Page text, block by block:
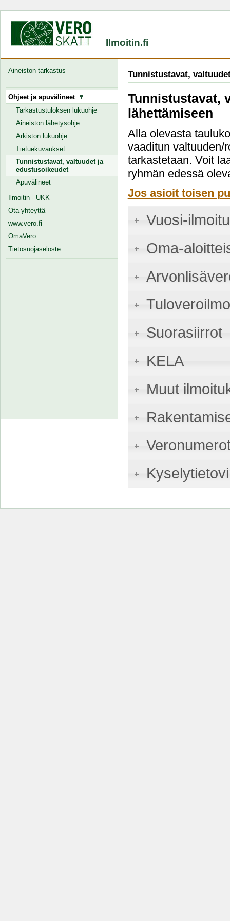
Ilmoitin.fi
Aineiston tarkastus
Ohjeet ja apuvälineet
Tarkastustuloksen lukuohje
Aineiston lähetysohje
Arkiston lukuohje
Tietuekuvaukset
Tunnistustavat, valtuudet ja
edustusoikeudet
Apuvälineet
Ilmoitin - UKK
Ota yhteyttä
www.vero.fi
OmaVero
Tietosuojaseloste
Tunnistustavat,
Tunnistustavat,
lähettämiseen
Alla olevasta
vaaditun valtuuden/
tarkastetaan. Voit
ryhmän edessä
Jos asioit toisen
Vuosi-
Oma-
Suorasiirrot
KELA
Muut